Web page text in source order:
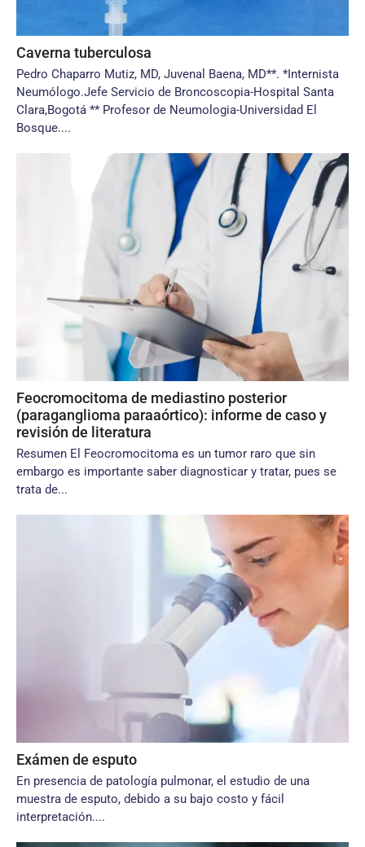
Caverna tuberculosa
Pedro Chaparro Mutiz, MD, Juvenal Baena, MD**. *Internista
Neumólogo.Jefe Servicio de Broncoscopia-Hospital Santa
Clara,Bogotá ** Profesor de Neumologia-Universidad El
Bosque....
Feocromocitoma de mediastino posterior
(paraganglioma paraaórtico): informe de caso y
revisión de literatura
Resumen El Feocromocitoma es un tumor raro que sin
embargo es importante saber diagnosticar y tratar, pues se
trata de...
Exámen de esputo
En presencia de patología pulmonar, el estudio de una
muestra de esputo, debido a su bajo costo y fácil
interpretación....